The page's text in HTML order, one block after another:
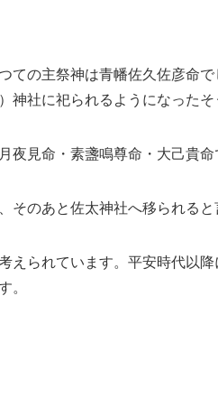
ての主祭神は青幡佐久佐彦命
社に祀られるようになったそ
見命・素盞鳴尊命・大己貴命
のあと佐太神社へ移られると
えられています。平安時代以降
。